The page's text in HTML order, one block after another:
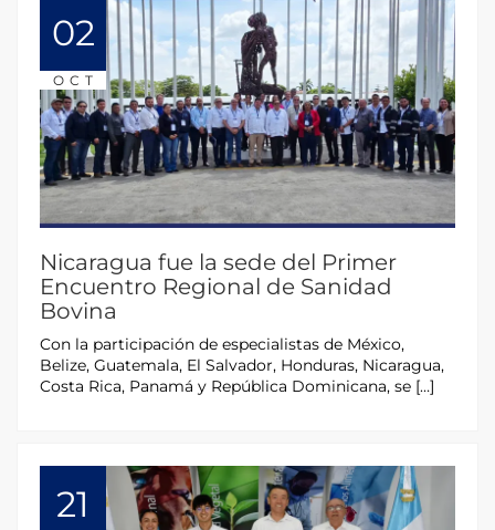
02
OCT
Nicaragua fue la sede del Primer
Encuentro Regional de Sanidad
Bovina
Con la participación de especialistas de México,
Belize, Guatemala, El Salvador, Honduras, Nicaragua,
Costa Rica, Panamá y República Dominicana, se […]
21